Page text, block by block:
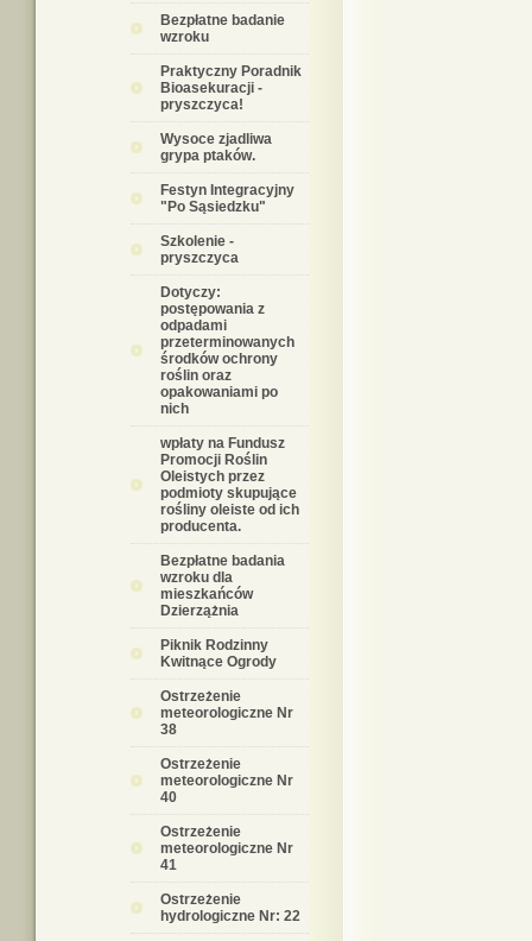
Bezpłatne badanie
wzroku
Praktyczny Poradnik
Bioasekuracji -
pryszczyca!
Wysoce zjadliwa
grypa ptaków.
Festyn Integracyjny
"Po Sąsiedzku"
Szkolenie -
pryszczyca
Dotyczy:
postępowania z
odpadami
przeterminowanych
środków ochrony
roślin oraz
opakowaniami po
nich
wpłaty na Fundusz
Promocji Roślin
Oleistych przez
podmioty skupujące
rośliny oleiste od ich
producenta.
Bezpłatne badania
wzroku dla
mieszkańców
Dzierzążnia
Piknik Rodzinny
Kwitnące Ogrody
Ostrzeżenie
meteorologiczne Nr
38
Ostrzeżenie
meteorologiczne Nr
40
Ostrzeżenie
meteorologiczne Nr
41
Ostrzeżenie
hydrologiczne Nr: 22